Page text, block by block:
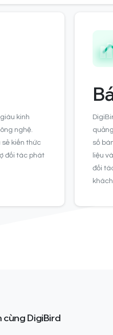
kinh
nghệ.
sẻ kiến thức
đối tác phát
số
liệu
đối
cùng DigiBird